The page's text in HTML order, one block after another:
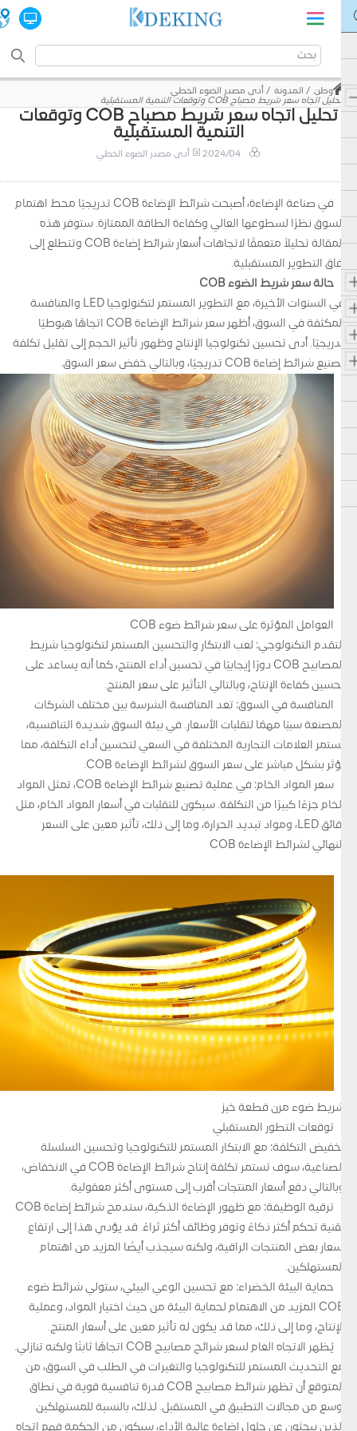
وطن المدونة
أدى مصدر الضوء الخطي
تحليل اتجاه سعر شريط مصباح COB وتوقعات التنمية المستقبلية
تحليل اتجاه سعر شريط مصباح COB وتوقعات
التنمية المستقبلية
2024/04 أدى مصدر الضوء الخطي
في صناعة الإضاءة، أصبحت شرائط الإضاءة COB تدريجيًا محط اهتمام
السوق نظرًا لسطوعها العالي وكفاءة الطاقة الممتازة. ستوفر هذه
المقالة تحليلاً متعمقًا لاتجاهات أسعار شرائط إضاءة COB وتتطلع إلى
آفاق التطوير المستقبلية.
حالة سعر شريط الضوء COB
في السنوات الأخيرة، مع التطوير المستمر لتكنولوجيا LED والمنافسة
المكثفة في السوق، أظهر سعر شرائط الإضاءة COB اتجاهًا هبوطيًا
تدريجيًا. أدى تحسين تكنولوجيا الإنتاج وظهور تأثير الحجم إلى تقليل تكلفة
تصنيع شرائط إضاءة COB تدريجيًا، وبالتالي خفض سعر السوق.
العوامل المؤثرة على سعر شرائط ضوء COB
التقدم التكنولوجي: لعب الابتكار والتحسين المستمر لتكنولوجيا شريط
المصابيح COB دورًا إيجابيًا في تحسين أداء المنتج، كما أنه يساعد على
تحسين كفاءة الإنتاج، وبالتالي التأثير على سعر المنتج.
المنافسة في السوق: تعد المنافسة الشرسة بين مختلف الشركات
المصنعة سببًا مهمًا لتقلبات الأسعار. في بيئة السوق شديدة التنافسية،
تستمر العلامات التجارية المختلفة في السعي لتحسين أداء التكلفة، مما
يؤثر بشكل مباشر على سعر السوق لشرائط الإضاءة COB.
سعر المواد الخام: في عملية تصنيع شرائط الإضاءة COB، تمثل المواد
الخام جزءًا كبيرًا من التكلفة. سيكون للتقلبات في أسعار المواد الخام، مثل
رقائق LED، ومواد تبديد الحرارة، وما إلى ذلك، تأثير معين على السعر
النهائي لشرائط الإضاءة COB
شريط ضوء مرن قطعة خبز
توقعات التطور المستقبلي
تخفيض التكلفة: مع الابتكار المستمر للتكنولوجيا وتحسين السلسلة
الصناعية، سوف تستمر تكلفة إنتاج شرائط الإضاءة COB في الانخفاض،
وبالتالي دفع أسعار المنتجات أقرب إلى مستوى أكثر معقولية.
ترقية الوظيفة: مع ظهور الإضاءة الذكية، ستدمج شرائط إضاءة COB
تقنية تحكم أكثر ذكاءً وتوفر وظائف أكثر ثراءً. قد يؤدي هذا إلى ارتفاع
أسعار بعض المنتجات الراقية، ولكنه سيجذب أيضًا المزيد من اهتمام
المستهلكين.
حماية البيئة الخضراء: مع تحسين الوعي البيئي، ستولي شرائط ضوء
COB المزيد من الاهتمام لحماية البيئة من حيث اختيار المواد، وعملية
الإنتاج، وما إلى ذلك، مما قد يكون له تأثير معين على أسعار المنتج.
يُظهر الاتجاه العام لسعر شرائح مصابيح COB اتجاهًا ثابتًا ولكنه تنازلي.
مع التحديث المستمر للتكنولوجيا والتغيرات في الطلب في السوق، من
المتوقع أن تظهر شرائط مصابيح COB قدرة تنافسية قوية في نطاق
أوسع من مجالات التطبيق في المستقبل. لذلك، بالنسبة للمستهلكين
الذين يبحثون عن حلول إضاءة عالية الأداء، سيكون من الحكمة فهم اتجاه